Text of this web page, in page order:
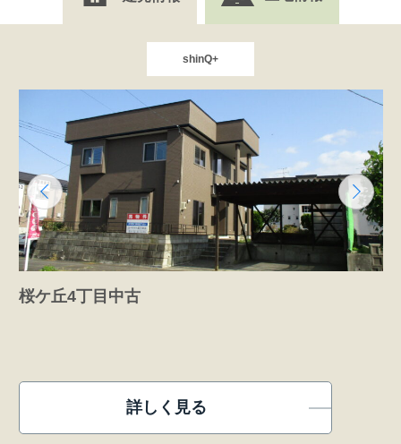
shinQ+
桜ケ丘4丁目中古
詳しく見る